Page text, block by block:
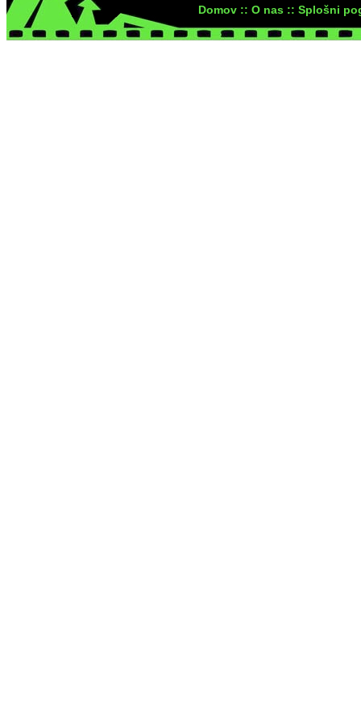
Domov :: O nas :: Splošni